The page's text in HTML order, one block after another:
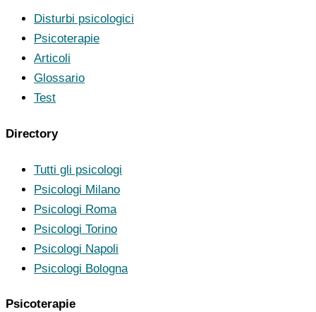
Disturbi psicologici
Psicoterapie
Articoli
Glossario
Test
Directory
Tutti gli psicologi
Psicologi Milano
Psicologi Roma
Psicologi Torino
Psicologi Napoli
Psicologi Bologna
Psicoterapie